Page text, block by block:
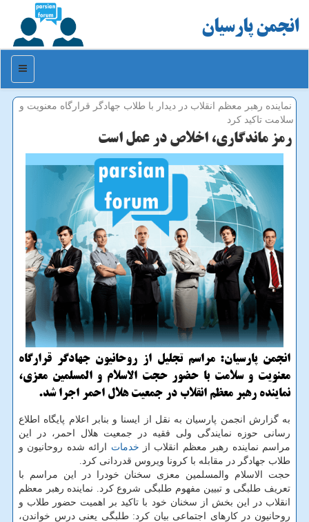
انجمن پارسیان
منو
نماینده رهبر معظم انقلاب در دیدار با طلاب جهادگر قرارگاه معنویت و
سلامت تاكید كرد
رمز ماندگاری، اخلاص در عمل است
انجمن پارسیان: مراسم تجلیل از روحانیون جهادگر قرارگاه
معنویت و سلامت با حضور حجت الاسلام و المسلمین معزی،
نماینده رهبر معظم انقلاب در جمعیت هلال احمر اجرا شد.
به گزارش انجمن پارسیان به نقل از ایسنا و بنابر اعلام پایگاه اطلاع
رسانی حوزه نمایندگی ولی فقیه در جمعیت هلال احمر، در این
مراسم نماینده رهبر معظم انقلاب از خدمات ارائه شده روحانیون و
طلاب جهادگر در مقابله با کرونا ویروس قدردانی کرد.
حجت الاسلام والمسلمین معزی سخنان خودرا در این مراسم با
تعریف طلبگی و تبیین مفهوم طلبگی شروع کرد. نماینده رهبر معظم
انقلاب در این بخش از سخنان خود با تاکید بر اهمیت حضور طلاب و
روحانیون در کارهای اجتماعی بیان کرد: طلبگی یعنی درس خواندن،